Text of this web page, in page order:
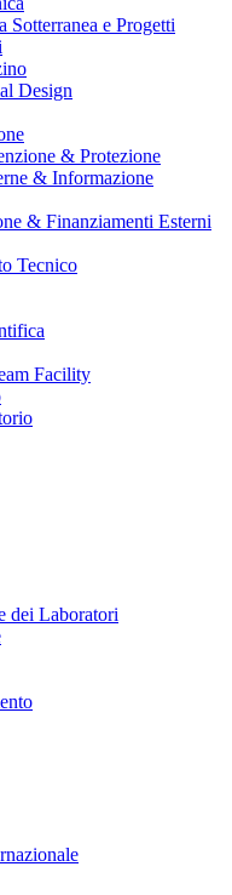
Sotterranea e Progetti
Design
& Protezione
& Informazione
& Finanziamenti Esterni
Tecnico
Facility
dei Laboratori